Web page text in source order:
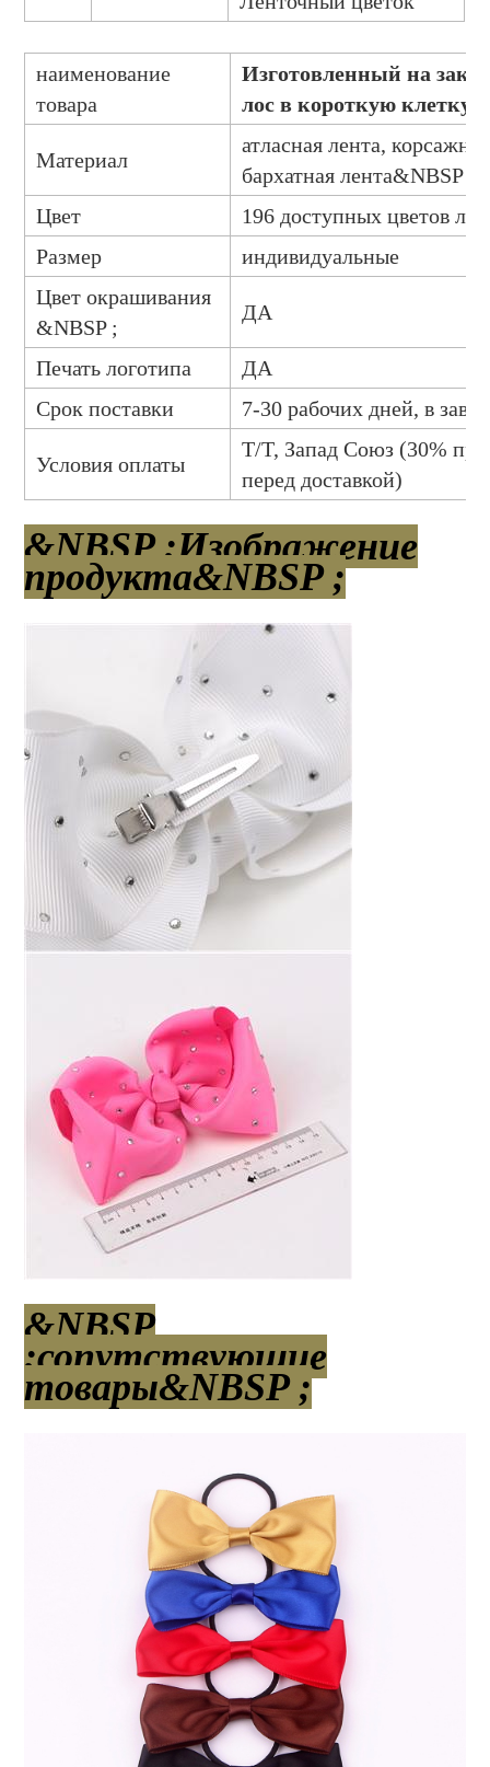
наименование
товара
Изготовленный на
лос в короткую клетку
Материал
атласная лента,
бархатная лента&NBSP
Цвет
196 доступных цветов
Размер
индивидуальные
Цвет окрашивания
&NBSP ;
ДА
Печать логотипа
ДА
Срок поставки
7-30 рабочих дней, в
Условия оплаты
T/T, Запад Союз (30%
перед доставкой)
&NBSP ;Изображение
продукта&NBSP ;
&NBSP
;сопутствующие
товары&NBSP ;